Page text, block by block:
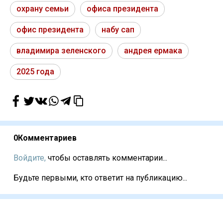
охрану семьи офиса президента
офис президента набу сап
владимира зеленского андрея ермака
2025 года
0Комментариев
Войдите, чтобы оставлять комментарии...
Будьте первыми, кто ответит на публикацию...